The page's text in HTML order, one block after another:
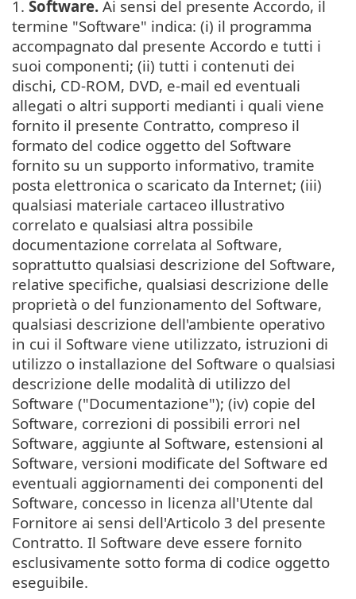
1. Software. Ai sensi del presente Accordo, il
termine "Software" indica: (i) il programma
accompagnato dal presente Accordo e tutti i
suoi componenti; (ii) tutti i contenuti dei
dischi, CD-ROM, DVD, e-mail ed eventuali
allegati o altri supporti medianti i quali viene
fornito il presente Contratto, compreso il
formato del codice oggetto del Software
fornito su un supporto informativo, tramite
posta elettronica o scaricato da Internet; (iii)
qualsiasi materiale cartaceo illustrativo
correlato e qualsiasi altra possibile
documentazione correlata al Software,
soprattutto qualsiasi descrizione del Software,
relative specifiche, qualsiasi descrizione delle
proprietà o del funzionamento del Software,
qualsiasi descrizione dell'ambiente operativo
in cui il Software viene utilizzato, istruzioni di
utilizzo o installazione del Software o qualsiasi
descrizione delle modalità di utilizzo del
Software ("Documentazione"); (iv) copie del
Software, correzioni di possibili errori nel
Software, aggiunte al Software, estensioni al
Software, versioni modificate del Software ed
eventuali aggiornamenti dei componenti del
Software, concesso in licenza all'Utente dal
Fornitore ai sensi dell'Articolo 3 del presente
Contratto. Il Software deve essere fornito
esclusivamente sotto forma di codice oggetto
eseguibile.